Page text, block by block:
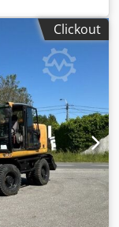
* Uitstekende
Clickout